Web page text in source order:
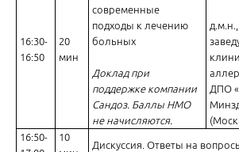
16:30-
16:50
20
мин
современные
подходы к лечению
больных
Доклад при
поддержке компании
Сандоз. Баллы НМО
не начисляются.
ДПО
16:50-
10
Дискуссия. Ответы на